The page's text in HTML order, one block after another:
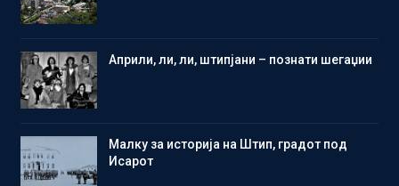
Aприли, ли, ли, штипјани – познати шегаџии
Малку за историја на Штип, градот под
Исарот